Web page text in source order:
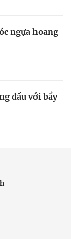
ngựa hoang
đấu với bầy